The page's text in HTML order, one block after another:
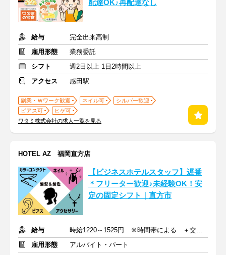
配達OK♪再配達なし
給与
完全出来高制
雇用形態
業務委託
シフト
週2日以上 1日2時間以上
アクセス
感田駅
副業・Ｗワーク歓迎 ネイル可
シルバー歓迎
ピアス可
ヒゲ可
ワタミ株式会社の求人一覧を見る
HOTEL AZ 福岡直方店
【ビジネスホテルスタッフ】遅番
＊フリーター歓迎♪未経験OK！安
定の固定シフト｜直方市
給与
時給1220～1525円 ※時間帯による ＋交通費(月上限1万8900円)
雇用形態
アルバイト・パート